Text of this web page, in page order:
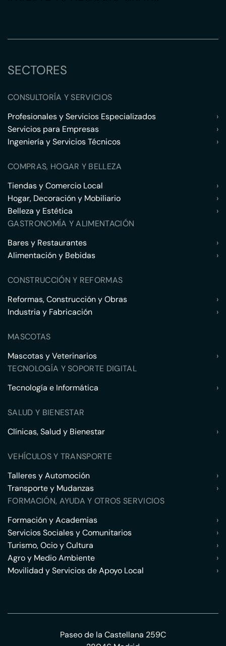
SECTORES
CONSULTORÍA Y SERVICIOS
Profesionales y Servicios Especializados
›
Servicios para Empresas
›
Ingeniería y Servicios Técnicos
›
COMPRAS, HOGAR Y BELLEZA
Tiendas y Comercio Local
›
Hogar, Decoración y Mobiliario
›
Belleza y Estética
›
GASTRONOMÍA Y ALIMENTACIÓN
Bares y Restaurantes
›
Alimentación y Bebidas
›
CONSTRUCCIÓN Y REFORMAS
Reformas, Construcción y Obras
›
Industria y Fabricación
›
MASCOTAS
Mascotas y Veterinarios
›
TECNOLOGÍA Y SOPORTE DIGITAL
Tecnología e Informática
›
SALUD Y BIENESTAR
Clínicas, Salud y Bienestar
›
VEHÍCULOS Y TRANSPORTE
Talleres y Automoción
›
Transporte y Mudanzas
›
FORMACIÓN, AYUDA Y OTROS SERVICIOS
Formación y Academias
›
Servicios Sociales y Comunitarios
›
Turismo, Ocio y Cultura
›
Agro y Medio Ambiente
›
Movilidad y Servicios de Apoyo Local
›
Paseo de la Castellana 259C